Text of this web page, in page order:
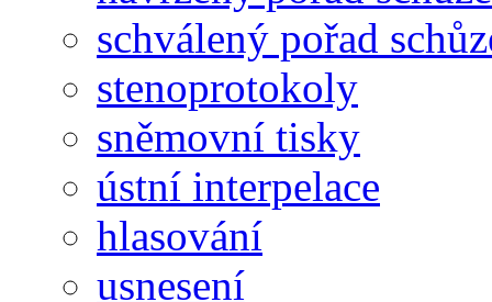
schválený pořad
stenoprotokoly
sněmovní tisky
ústní interpelace
hlasování
usnesení